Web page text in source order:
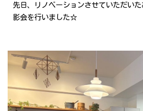
先日、リノベーションさせていただい
影会を行いました☆